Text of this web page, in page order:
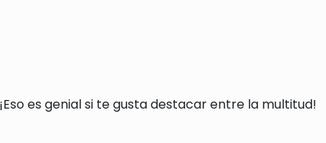
es genial si te gusta destacar entre la multitud!